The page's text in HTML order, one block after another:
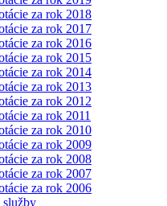
za rok 2018
za rok 2017
za rok 2016
za rok 2015
za rok 2014
za rok 2013
za rok 2012
za rok 2011
za rok 2010
za rok 2009
za rok 2008
za rok 2007
za rok 2006
služby